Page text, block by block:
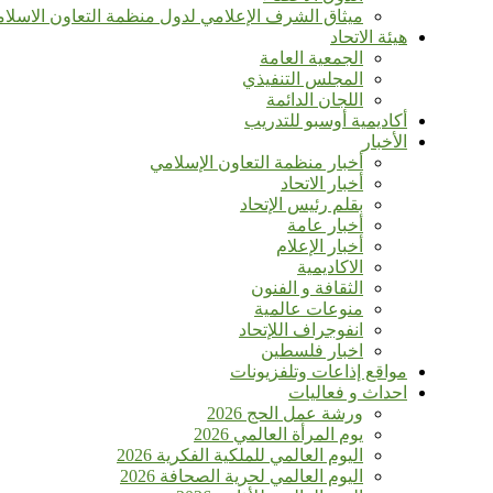
ميثاق الشرف الإعلامي لدول منظمة التعاون
هيئة الاتحاد
الجمعية العامة
المجلس التنفيذي
اللجان الدائمة
أكاديمية أوسبو للتدريب
الأخبار
أخبار منظمة التعاون الإسلامي
أخبار الاتحاد
بقلم رئيس الإتحاد
أخبار عامة
أخبار الإعلام
الاكاديمية
الثقافة و الفنون
منوعات عالمية
انفوجراف اللإتحاد
اخبار فلسطين
مواقع إذاعات وتلفزيونات
احداث و فعاليات
ورشة عمل الحج 2026
يوم المرأة العالمي 2026
اليوم العالمي للملكية الفكرية 2026
اليوم العالمي لحرية الصحافة 2026